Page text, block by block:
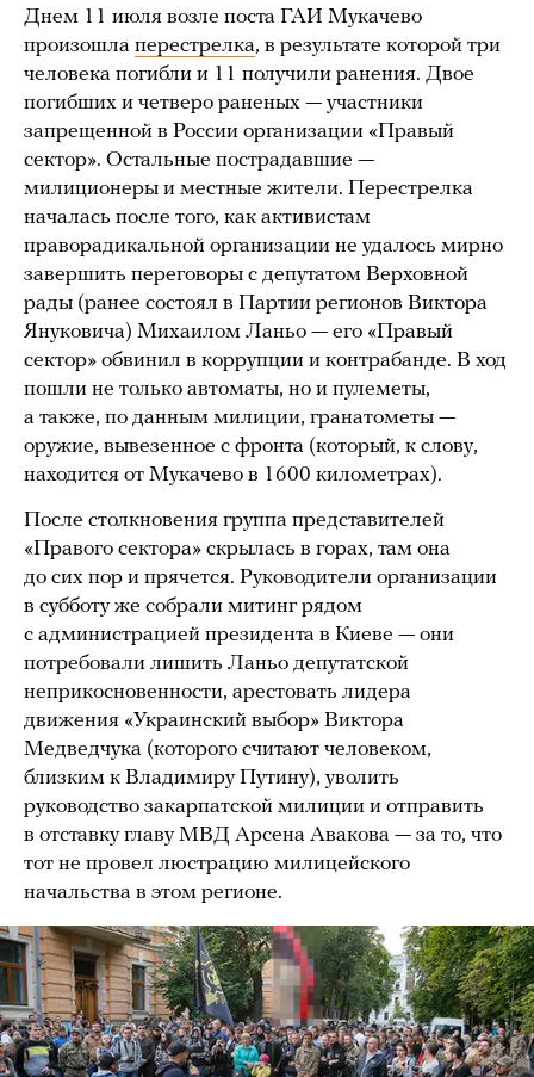
Днем 11 июля возле поста ГАИ Мукачево
произошла перестрелка, в результате которой три
человека погибли и 11 получили ранения. Двое
погибших и четверо раненых — участники
запрещенной в России организации «Правый
сектор». Остальные пострадавшие —
милиционеры и местные жители. Перестрелка
началась после того, как активистам
праворадикальной организации не удалось мирно
завершить переговоры с депутатом Верховной
рады (ранее состоял в Партии регионов Виктора
Януковича) Михаилом Ланьо — его «Правый
сектор» обвинил в коррупции и контрабанде. В ход
пошли не только автоматы, но и пулеметы,
а также, по данным милиции, гранатометы —
оружие, вывезенное с фронта (который, к слову,
находится от Мукачево в 1600 километрах).
После столкновения группа представителей
«Правого сектора» скрылась в горах, там она
до сих пор и прячется. Руководители организации
в субботу же собрали митинг рядом
с администрацией президента в Киеве — они
потребовали лишить Ланьо депутатской
неприкосновенности, арестовать лидера
движения «Украинский выбор» Виктора
Медведчука (которого считают человеком,
близким к Владимиру Путину), уволить
руководство закарпатской милиции и отправить
в отставку главу МВД Арсена Авакова — за то, что
тот не провел люстрацию милицейского
начальства в этом регионе.